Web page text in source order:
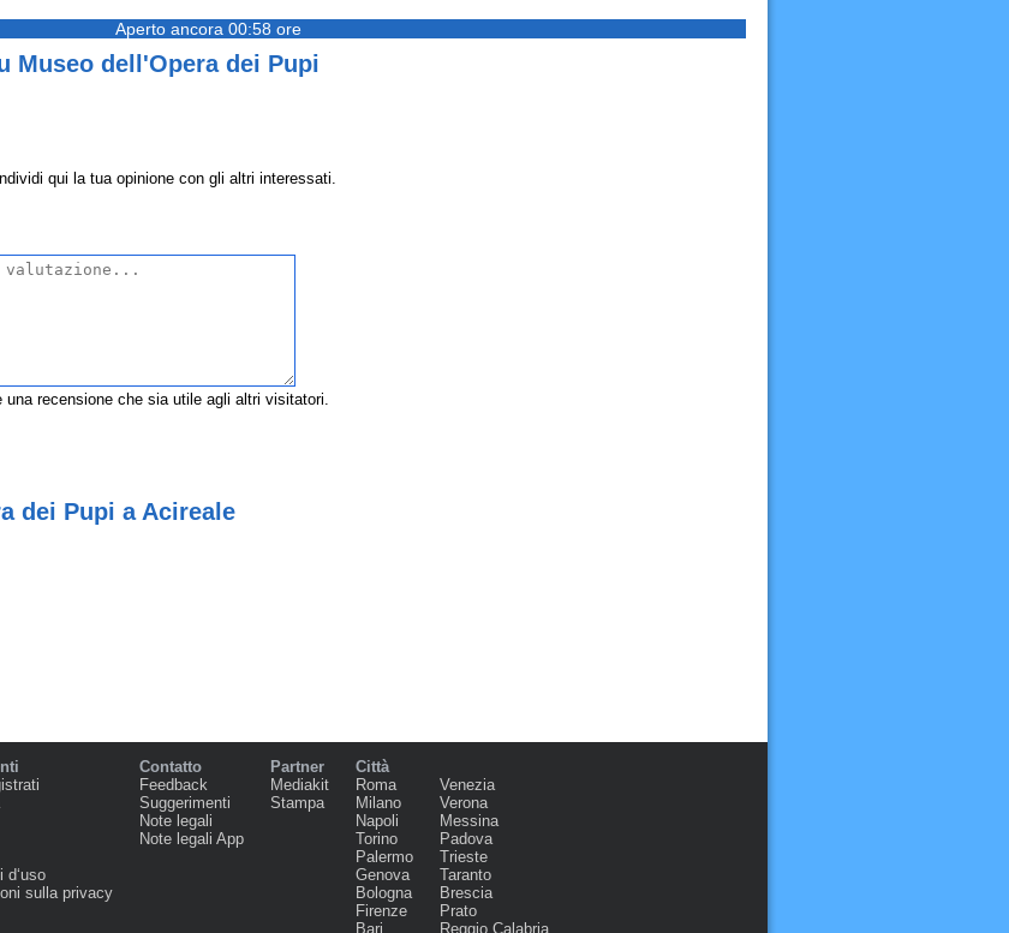
Aperto ancora 00:58 ore
Museo dell'Opera dei Pupi
qui la tua opinione con gli altri interessati.
una recensione che sia utile agli altri visitatori.
dei Pupi a Acireale
d‘uso
sulla privacy
Contatto
Feedback
Suggerimenti
Note legali
Note legali App
Partner
Mediakit
Stampa
Città
Roma
Milano
Napoli
Torino
Palermo
Genova
Bologna
Firenze
Bari
Venezia
Verona
Messina
Padova
Trieste
Taranto
Brescia
Prato
Reggio Calabria